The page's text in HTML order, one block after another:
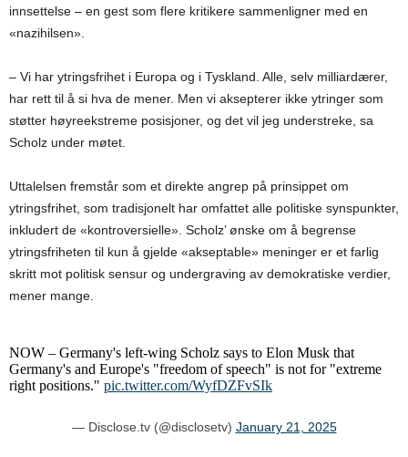
innsettelse – en gest som flere kritikere sammenligner med en
«nazihilsen».
– Vi har ytringsfrihet i Europa og i Tyskland. Alle, selv milliardærer,
har rett til å si hva de mener. Men vi aksepterer ikke ytringer som
støtter høyreekstreme posisjoner, og det vil jeg understreke, sa
Scholz under møtet.
Uttalelsen fremstår som et direkte angrep på prinsippet om
ytringsfrihet, som tradisjonelt har omfattet alle politiske synspunkter,
inkludert de «kontroversielle». Scholz’ ønske om å begrense
ytringsfriheten til kun å gjelde «akseptable» meninger er et farlig
skritt mot politisk sensur og undergraving av demokratiske verdier,
mener mange.
NOW – Germany's left-wing Scholz says to Elon Musk that
Germany's and Europe's "freedom of speech" is not for "extreme
right positions." pic.twitter.com/WyfDZFvSIk
— Disclose.tv (@disclosetv) January 21, 2025